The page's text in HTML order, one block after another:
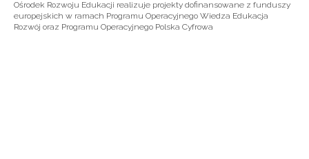
Ośrodek Rozwoju Edukacji realizuje projekty dofinansowane z funduszy
europejskich w ramach Programu Operacyjnego Wiedza Edukacja
Rozwój oraz Programu Operacyjnego Polska Cyfrowa